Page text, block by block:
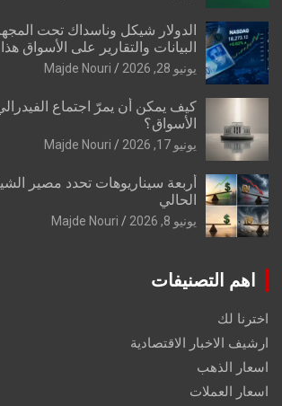
الدولار شيكل وناسداك تحت
البيانات والتقارير على الأسواق
يونيو 28, 2026 Majde Nouri
كيف يمكن أن يمرّ اجتماع
الأسواق؟
يونيو 17, 2026 Majde Nouri
أربعة سيناريوهات تحدد مصير
الحالي
يونيو 8, 2026 Majde Nouri
اهم التصنيفات
اخترنا لك
ارشيف الاخبار الاقتصادية
اسعار الذهب
اسعار العملات